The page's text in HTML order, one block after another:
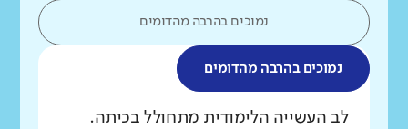
נמוכים בהרבה מהדומים
נמוכים בהרבה מהדומים
מה בדקנו?
לב העשייה הלימודית מתחולל בכיתה.